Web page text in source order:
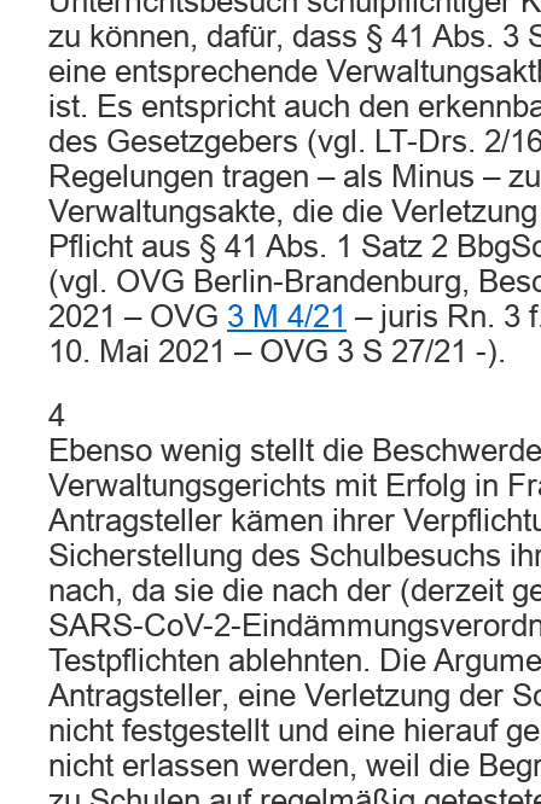
zu können, dafür, dass § 41 Abs. 3
eine entsprechende
ist. Es entspricht auch den
des Gesetzgebers (vgl. LT-Drs. 2/
Regelungen tragen – als Minus –
Verwaltungsakte, die die
Pflicht aus § 41 Abs. 1 Satz 2
(vgl. OVG Berlin-Brandenburg,
2021 – OVG 3 M 4/21 – juris Rn. 3
10. Mai 2021 – OVG 3 S 27/21 -).
4
Ebenso wenig stellt die
Verwaltungsgerichts mit Erfolg in
Antragsteller kämen ihrer
Sicherstellung des Schulbesuchs
nach, da sie die nach der (derzeit
SARS-CoV-2-
Testpflichten ablehnten. Die
Antragsteller, eine Verletzung der
nicht festgestellt und eine hierauf
nicht erlassen werden, weil die